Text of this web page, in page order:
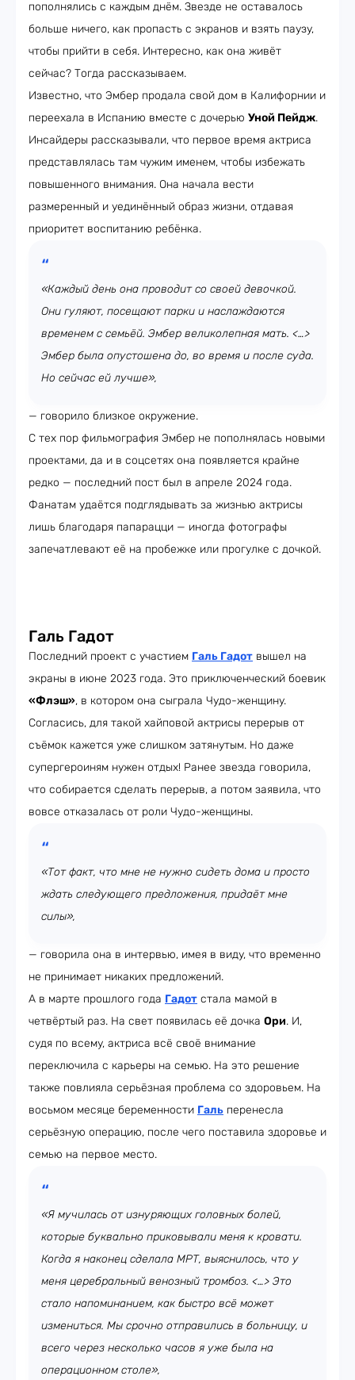
пополнялись с каждым днём. Звезде не оставалось
больше ничего, как пропасть с экранов и взять паузу,
чтобы прийти в себя. Интересно, как она живёт
сейчас? Тогда рассказываем.
Известно, что Эмбер продала свой дом в Калифорнии и
переехала в Испанию вместе с дочерью Уной Пейдж.
Инсайдеры рассказывали, что первое время актриса
представлялась там чужим именем, чтобы избежать
повышенного внимания. Она начала вести
размеренный и уединённый образ жизни, отдавая
приоритет воспитанию ребёнка.
«Каждый день она проводит со своей девочкой.
Они гуляют, посещают парки и наслаждаются
временем с семьёй. Эмбер великолепная мать. <…>
Эмбер была опустошена до, во время и после суда.
Но сейчас ей лучше»,
— говорило близкое окружение.
С тех пор фильмография Эмбер не пополнялась новыми
проектами, да и в соцсетях она появляется крайне
редко — последний пост был в апреле 2024 года.
Фанатам удаётся подглядывать за жизнью актрисы
лишь благодаря папарацци — иногда фотографы
запечатлевают её на пробежке или прогулке с дочкой.
Галь Гадот
Последний проект с участием Галь Гадот вышел на
экраны в июне 2023 года. Это приключенческий боевик
«Флэш», в котором она сыграла Чудо-женщину.
Согласись, для такой хайповой актрисы перерыв от
съёмок кажется уже слишком затянутым. Но даже
супергероиням нужен отдых! Ранее звезда говорила,
что собирается сделать перерыв, а потом заявила, что
вовсе отказалась от роли Чудо-женщины.
«Тот факт, что мне не нужно сидеть дома и просто
ждать следующего предложения, придаёт мне
силы»,
— говорила она в интервью, имея в виду, что временно
не принимает никаких предложений.
А в марте прошлого года Гадот стала мамой в
четвёртый раз. На свет появилась её дочка Ори. И,
судя по всему, актриса всё своё внимание
переключила с карьеры на семью. На это решение
также повлияла серьёзная проблема со здоровьем. На
восьмом месяце беременности Галь перенесла
серьёзную операцию, после чего поставила здоровье и
семью на первое место.
«Я мучилась от изнуряющих головных болей,
которые буквально приковывали меня к кровати.
Когда я наконец сделала МРТ, выяснилось, что у
меня церебральный венозный тромбоз. <…> Это
стало напоминанием, как быстро всё может
измениться. Мы срочно отправились в больницу, и
всего через несколько часов я уже была на
операционном столе»,